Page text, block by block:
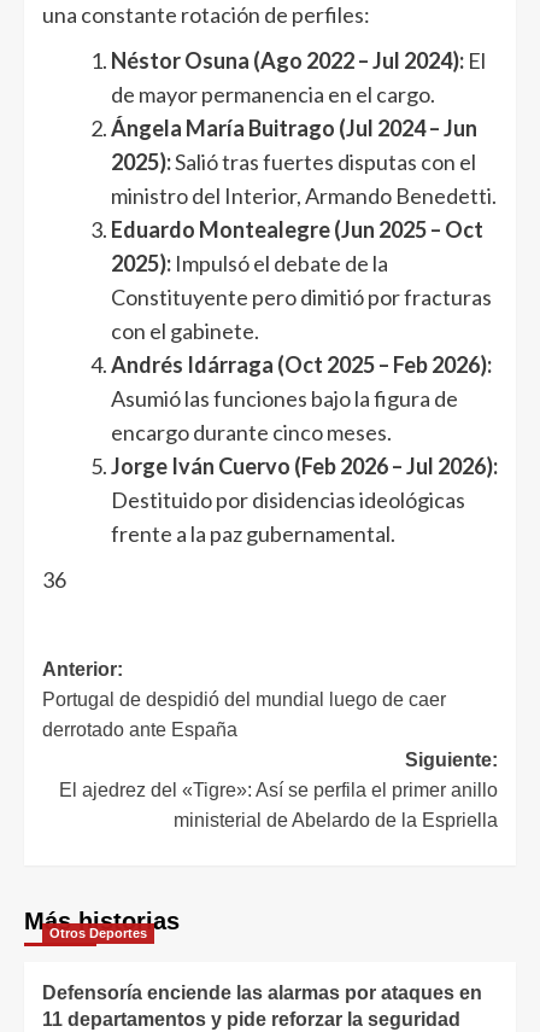
una constante rotación de perfiles:
Néstor Osuna (Ago 2022 – Jul 2024): El
de mayor permanencia en el cargo.
Ángela María Buitrago (Jul 2024 – Jun
2025):Salió tras fuertes disputas con el
ministro del Interior, Armando Benedetti.
Eduardo Montealegre (Jun 2025 – Oct
2025): Impulsó el debate de la
Constituyente pero dimitió por fracturas
con el gabinete.
Andrés Idárraga (Oct 2025 – Feb 2026):
Asumió las funciones bajo la figura de
encargo durante cinco meses.
Jorge Iván Cuervo (Feb 2026 – Jul 2026):
Destituido por disidencias ideológicas
frente a la paz gubernamental.
36
Anterior:
Portugal de despidió del mundial luego de caer
derrotado ante España
Siguiente:
El ajedrez del «Tigre»: Así se perfila el primer anillo
ministerial de Abelardo de la Espriella
Más historias
Otros Deportes
Defensoría enciende las alarmas por ataques en
11 departamentos y pide reforzar la seguridad